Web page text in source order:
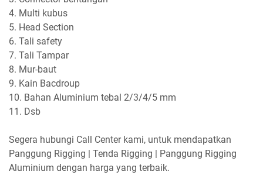
4. Multi kubus
5. Head Section
6. Tali safety
7. Tali Tampar
8. Mur-baut
9. Kain Bacdroup
10. Bahan Aluminium tebal 2/3/4/5 mm
11. Dsb
Segera hubungi Call Center kami, untuk mendapatkan
Panggung Rigging | Tenda Rigging | Panggung Rigging
Aluminium dengan harga yang terbaik.